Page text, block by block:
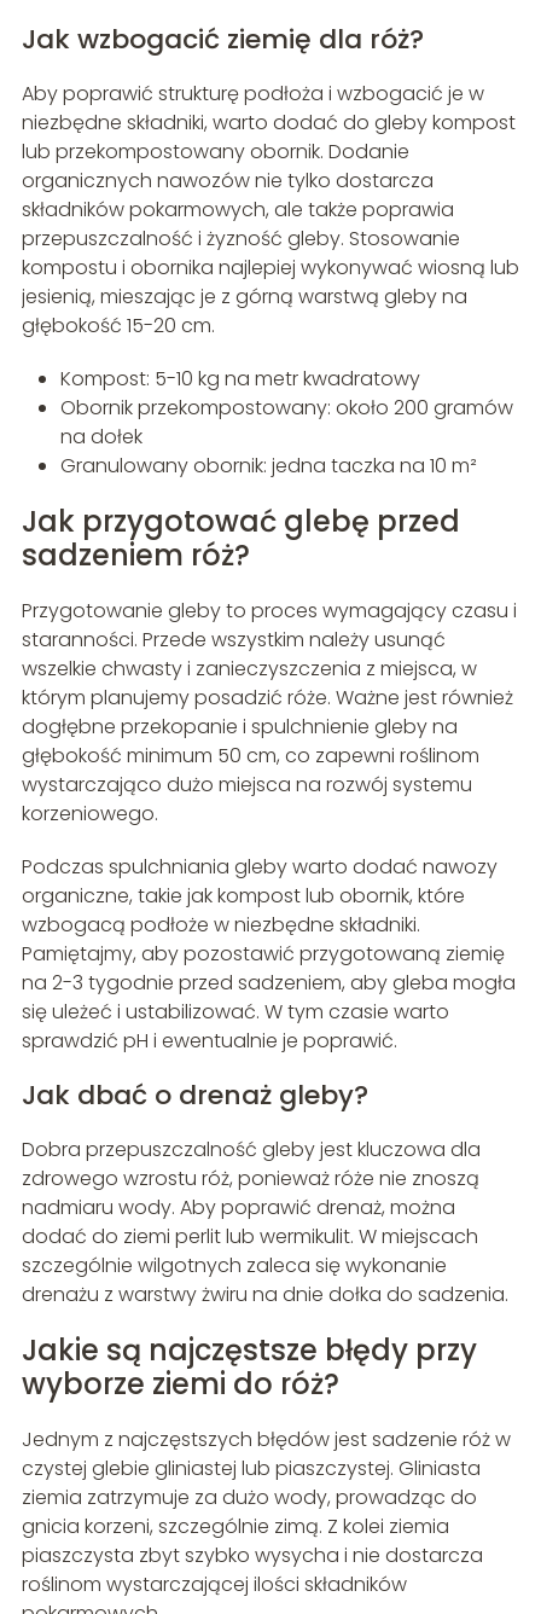
Jak wzbogacić ziemię dla róż?
Aby poprawić strukturę podłoża i wzbogacić je w
niezbędne składniki, warto dodać do gleby kompost
lub przekompostowany obornik. Dodanie
organicznych nawozów nie tylko dostarcza
składników pokarmowych, ale także poprawia
przepuszczalność i żyzność gleby. Stosowanie
kompostu i obornika najlepiej wykonywać wiosną lub
jesienią, mieszając je z górną warstwą gleby na
głębokość 15-20 cm.
Kompost: 5-10 kg na metr kwadratowy
Obornik przekompostowany: około 200 gramów
na dołek
Granulowany obornik: jedna taczka na 10 m²
Jak przygotować glebę przed
sadzeniem róż?
Przygotowanie gleby to proces wymagający czasu i
staranności. Przede wszystkim należy usunąć
wszelkie chwasty i zanieczyszczenia z miejsca, w
którym planujemy posadzić róże. Ważne jest również
dogłębne przekopanie i spulchnienie gleby na
głębokość minimum 50 cm, co zapewni roślinom
wystarczająco dużo miejsca na rozwój systemu
korzeniowego.
Podczas spulchniania gleby warto dodać nawozy
organiczne, takie jak kompost lub obornik, które
wzbogacą podłoże w niezbędne składniki.
Pamiętajmy, aby pozostawić przygotowaną ziemię
na 2-3 tygodnie przed sadzeniem, aby gleba mogła
się uleżeć i ustabilizować. W tym czasie warto
sprawdzić pH i ewentualnie je poprawić.
Jak dbać o drenaż gleby?
Dobra przepuszczalność gleby jest kluczowa dla
zdrowego wzrostu róż, ponieważ róże nie znoszą
nadmiaru wody. Aby poprawić drenaż, można
dodać do ziemi perlit lub wermikulit. W miejscach
szczególnie wilgotnych zaleca się wykonanie
drenażu z warstwy żwiru na dnie dołka do sadzenia.
Jakie są najczęstsze błędy przy
wyborze ziemi do róż?
Jednym z najczęstszych błędów jest sadzenie róż w
czystej glebie gliniastej lub piaszczystej. Gliniasta
ziemia zatrzymuje za dużo wody, prowadząc do
gnicia korzeni, szczególnie zimą. Z kolei ziemia
piaszczysta zbyt szybko wysycha i nie dostarcza
roślinom wystarczającej ilości składników